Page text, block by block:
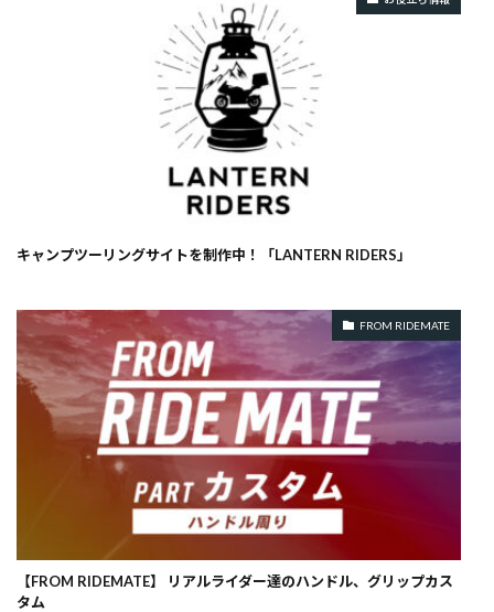
キャンプツーリングサイトを制作中！「LANTERN RIDERS」
FROM RIDEMATE
【FROM RIDEMATE】 リアルライダー達のハンドル、グリップカス
タム